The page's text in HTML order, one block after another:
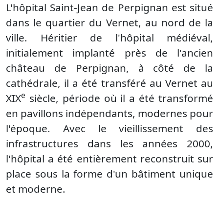
L'hôpital Saint-Jean de Perpignan est situé
dans le quartier du Vernet, au nord de la
ville. Héritier de l'hôpital médiéval,
initialement implanté près de l'ancien
château de Perpignan, à côté de la
cathédrale, il a été transféré au Vernet au
XIXe siècle, période où il a été transformé
en pavillons indépendants, modernes pour
l'époque. Avec le vieillissement des
infrastructures dans les années 2000,
l'hôpital a été entièrement reconstruit sur
place sous la forme d'un bâtiment unique
et moderne.